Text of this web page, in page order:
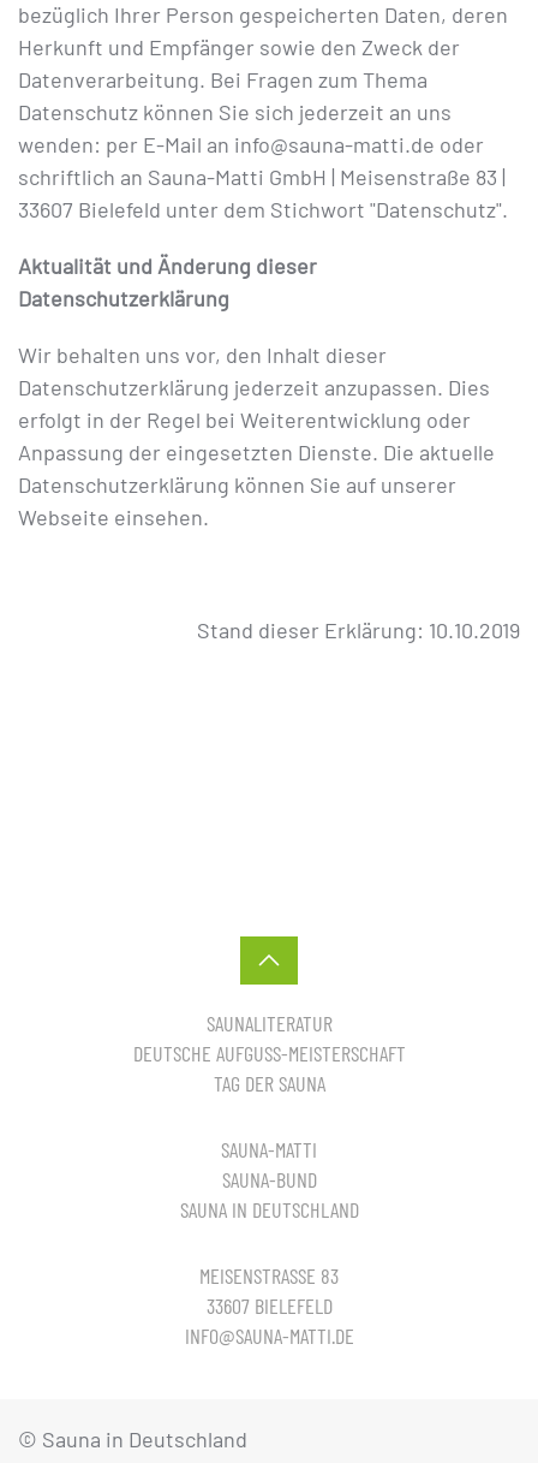
bezüglich Ihrer Person gespeicherten Daten, deren
Herkunft und Empfänger sowie den Zweck der
Datenverarbeitung. Bei Fragen zum Thema
Datenschutz können Sie sich jederzeit an uns
wenden: per E-Mail an info@sauna-matti.de oder
schriftlich an Sauna-Matti GmbH | Meisenstraße 83 |
33607 Bielefeld unter dem Stichwort "Datenschutz".
Aktualität und Änderung dieser
Datenschutzerklärung
Wir behalten uns vor, den Inhalt dieser
Datenschutzerklärung jederzeit anzupassen. Dies
erfolgt in der Regel bei Weiterentwicklung oder
Anpassung der eingesetzten Dienste. Die aktuelle
Datenschutzerklärung können Sie auf unserer
Webseite einsehen.
Stand dieser Erklärung: 10.10.2019
SAUNALITERATUR
DEUTSCHE AUFGUSS-MEISTERSCHAFT
TAG DER SAUNA
SAUNA-MATTI
SAUNA-BUND
SAUNA IN DEUTSCHLAND
MEISENSTRASSE 83
33607 BIELEFELD
INFO@SAUNA-MATTI.DE
© Sauna in Deutschland